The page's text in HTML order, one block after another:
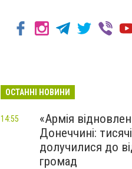
ОСТАННІ НОВИНИ
«Армія
Донеччині:
долучилися до
громад
14:55